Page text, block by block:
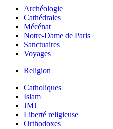
Archéologie
Cathédrales
Mécénat
Notre-Dame de Paris
Sanctuaires
Voyages
Religion
Catholiques
Islam
JMJ
Liberté religieuse
Orthodoxes